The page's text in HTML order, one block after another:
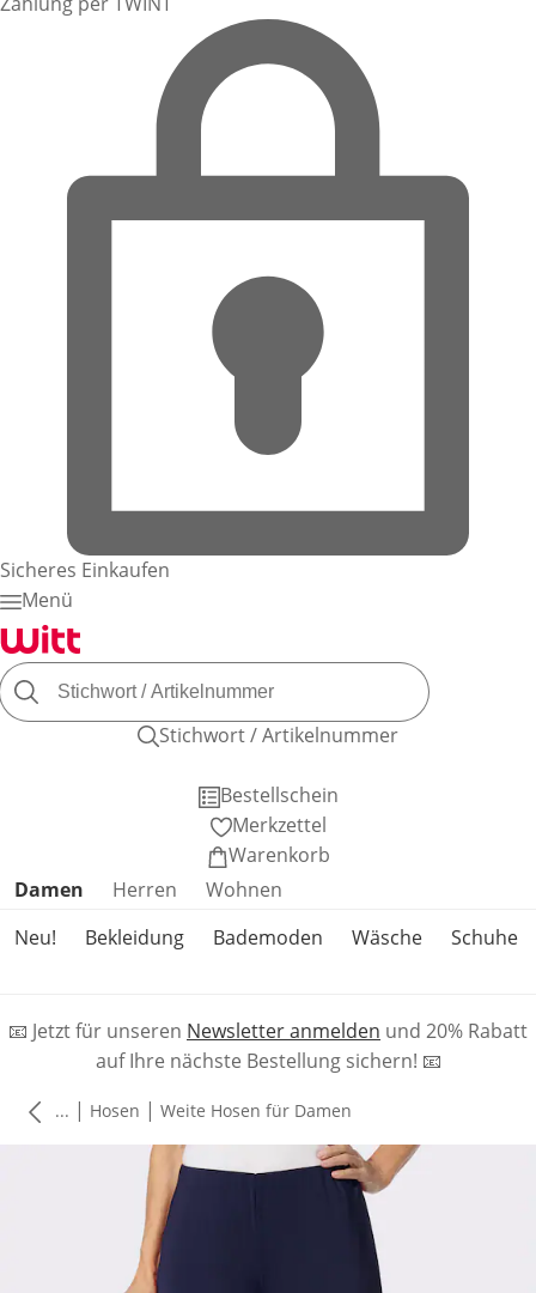
Sicheres Einkaufen
Menü
Stichwort / Artikelnummer
Bestellschein
Merkzettel
Warenkorb
Produktkategorien überspringen
Damen Herren
Wohnen
Neu!
Bekleidung Bademoden Wäsche Schuhe
📧 Jetzt für unseren Newsletter anmelden und 20% Rabatt
auf Ihre nächste Bestellung sichern! 📧
... | Hosen | Weite Hosen für Damen